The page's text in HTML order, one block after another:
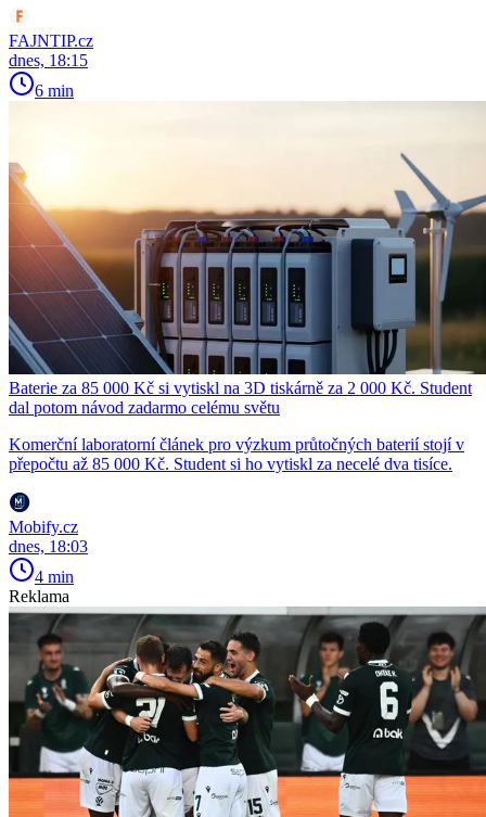
FAJNTIP.cz
dnes, 18:15
6 min
Baterie za 85 000 Kč si vytiskl na 3D tiskárně za 2 000 Kč. Student
dal potom návod zadarmo celému světu
Komerční laboratorní článek pro výzkum průtočných baterií stojí v
přepočtu až 85 000 Kč. Student si ho vytiskl za necelé dva tisíce.
Mobify.cz
dnes, 18:03
4 min
Reklama